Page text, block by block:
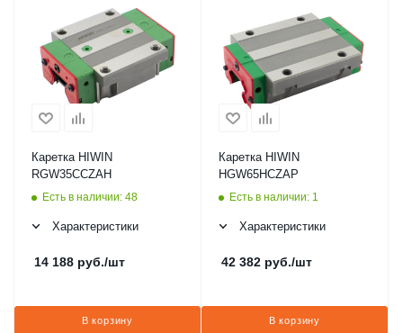
Каретка HIWIN
RGW35CCZAH
Есть в наличии: 48
Характеристики
14 188 руб./шт
В корзину
Каретка HIWIN
HGW65HCZAP
Есть в наличии: 1
Характеристики
42 382 руб./шт
В корзину